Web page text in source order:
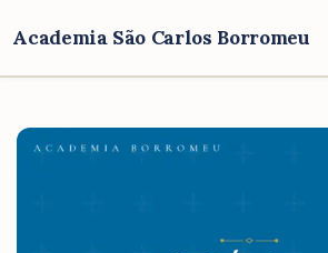
Academia São Carlos Borromeu